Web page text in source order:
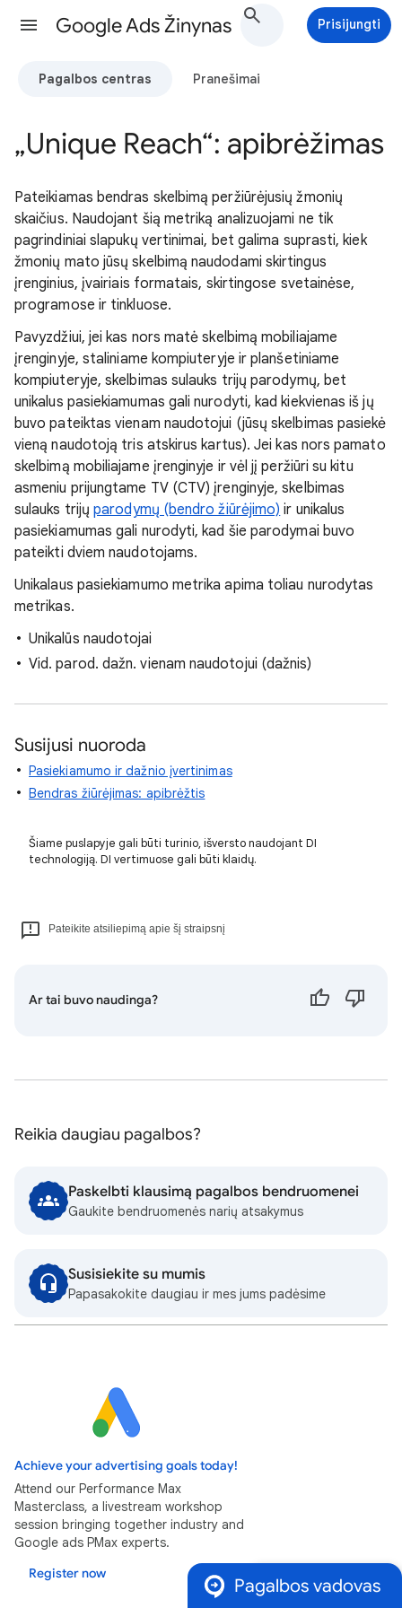
Google Ads Žinynas Prisijungti
Pagalbos centras Pranešimai
„Unique Reach“: apibrėžimas
Pateikiamas bendras skelbimą peržiūrėjusių žmonių
skaičius. Naudojant šią metriką analizuojami ne tik
pagrindiniai slapukų vertinimai, bet galima suprasti, kiek
žmonių mato jūsų skelbimą naudodami skirtingus
įrenginius, įvairiais formatais, skirtingose svetainėse,
programose ir tinkluose.
Pavyzdžiui, jei kas nors matė skelbimą mobiliajame
įrenginyje, staliniame kompiuteryje ir planšetiniame
kompiuteryje, skelbimas sulauks trijų parodymų, bet
unikalus pasiekiamumas gali nurodyti, kad kiekvienas iš jų
buvo pateiktas vienam naudotojui (jūsų skelbimas pasiekė
vieną naudotoją tris atskirus kartus). Jei kas nors pamato
skelbimą mobiliajame įrenginyje ir vėl jį peržiūri su kitu
asmeniu prijungtame TV (CTV) įrenginyje, skelbimas
sulauks trijųparodymų (bendro žiūrėjimo) ir unikalus
pasiekiamumas gali nurodyti, kad šie parodymai buvo
pateikti dviem naudotojams.
Unikalaus pasiekiamumo metrika apima toliau nurodytas
metrikas.
Unikalūs naudotojai
Vid. parod. dažn. vienam naudotojui (dažnis)
Susijusi nuoroda
Pasiekiamumo ir dažnio įvertinimas
Bendras žiūrėjimas: apibrėžtis
Šiame puslapyje gali būti turinio, išversto naudojant DI
technologiją. DI vertimuose gali būti klaidų.
Pateikite atsiliepimą apie šį straipsnį
Ar tai buvo naudinga?
Reikia daugiau pagalbos?
Paskelbti klausimą pagalbos bendruomenei
Gaukite bendruomenės narių atsakymus
Susisiekite su mumis
Papasakokite daugiau ir mes jums padėsime
Achieve your advertising goals today!
Attend our Performance Max
Masterclass, a livestream workshop
session bringing together industry and
Google ads PMax experts.
Register now
Pagalbos vadovas